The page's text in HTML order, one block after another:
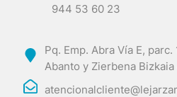
944 53 60 23
Pq. Emp. Abra Vía E,
Abanto y Zierbena